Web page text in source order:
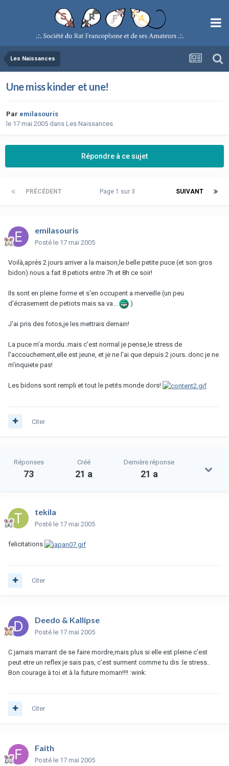
Les Naissances
Une miss kinder et une!
Par emilasouris
le 17 mai 2005 dans Les Naissances
Répondre à ce sujet
PRÉCÉDENT SUIVANT
Page 1 sur 3
emilasouris
Posté le 17 mai 2005
Voilà,aprés 2 jours arriver a la maison,le belle petite puce (et son gros
bidon) nous a fait 8 petiots entre 7h et 8h ce soir!
Ils sont en pleine forme et s'en occupent a merveille (un peu
d'écrasement de petiots mais sa va...
)
J'ai pris des fotos,je les mettrais demain!
La puce m'a mordu..mais c'est normal je pense,le stress de
l'accouchement,elle est jeune, et je ne l'ai que depuis 2 jours..donc je ne
m'inquiete pas!
Les bidons sont rempli et tout le petits monde dors!
Citer
Réponses
73
Créé
21 a
Dernière réponse
21 a
tekila
Posté le 17 mai 2005
felicitations
Citer
Deedo & Kallipse
Posté le 17 mai 2005
C jamais marrant de se faire mordre,mais plus si elle est pleine c'est
peut etre un reflex je sais pas, c'est surment comme tu dis :le stress..
Bon courage à toi et à la future moman!!!! :wink:
Citer
Faith
Posté le 17 mai 2005